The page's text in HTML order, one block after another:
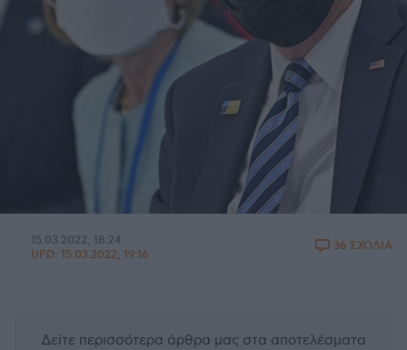
15.03.2022, 18:24
UPD: 15.03.2022, 19:16
36 ΣΧΟΛΙΑ
Δείτε περισσότερα άρθρα μας στα αποτελέσματα